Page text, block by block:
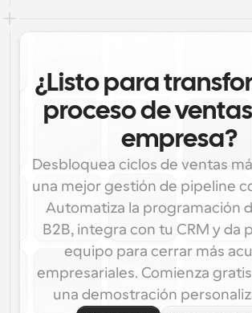
¿Listo para
proceso de
empresa?
Desbloquea ciclos de ventas
una mejor gestión de pipeline
Automatiza la programación
B2B, integra con tu CRM y da
equipo para cerrar más
empresariales. Comienza
una demostración